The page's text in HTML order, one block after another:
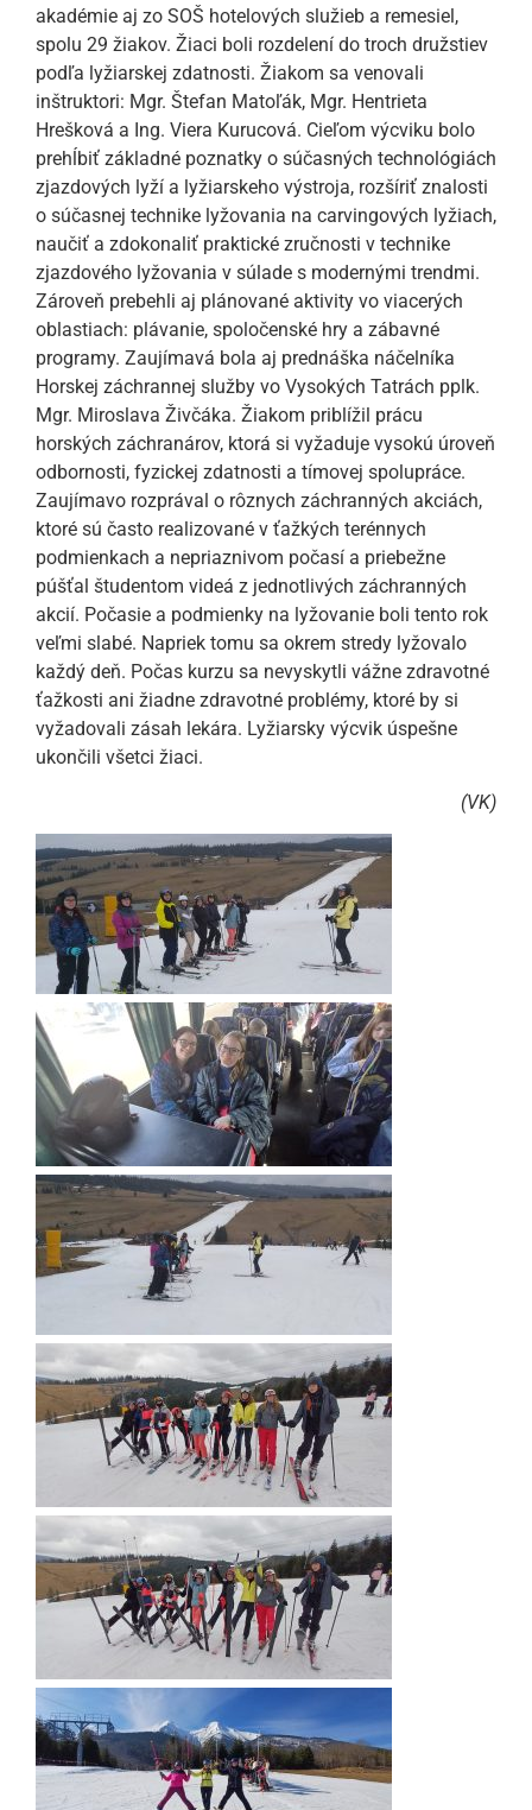
akadémie aj zo SOŠ hotelových služieb a remesiel,
spolu 29 žiakov. Žiaci boli rozdelení do troch družstiev
podľa lyžiarskej zdatnosti. Žiakom sa venovali
inštruktori: Mgr. Štefan Matoľák, Mgr. Hentrieta
Hrešková a Ing. Viera Kurucová. Cieľom výcviku bolo
prehĺbiť základné poznatky o súčasných technológiách
zjazdových lyží a lyžiarskeho výstroja, rozšíriť znalosti
o súčasnej technike lyžovania na carvingových lyžiach,
naučiť a zdokonaliť praktické zručnosti v technike
zjazdového lyžovania v súlade s modernými trendmi.
Zároveň prebehli aj plánované aktivity vo viacerých
oblastiach: plávanie, spoločenské hry a zábavné
programy. Zaujímavá bola aj prednáška náčelníka
Horskej záchrannej služby vo Vysokých Tatrách pplk.
Mgr. Miroslava Živčáka. Žiakom priblížil prácu
horských záchranárov, ktorá si vyžaduje vysokú úroveň
odbornosti, fyzickej zdatnosti a tímovej spolupráce.
Zaujímavo rozprával o rôznych záchranných akciách,
ktoré sú často realizované v ťažkých terénnych
podmienkach a nepriaznivom počasí a priebežne
púšťal študentom videá z jednotlivých záchranných
akcií. Počasie a podmienky na lyžovanie boli tento rok
veľmi slabé. Napriek tomu sa okrem stredy lyžovalo
každý deň. Počas kurzu sa nevyskytli vážne zdravotné
ťažkosti ani žiadne zdravotné problémy, ktoré by si
vyžadovali zásah lekára. Lyžiarsky výcvik úspešne
ukončili všetci žiaci.
(VK)